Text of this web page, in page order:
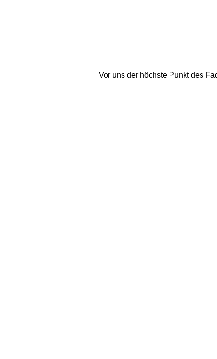
Vor uns der höchste Punkt des